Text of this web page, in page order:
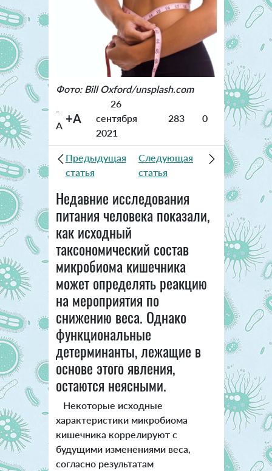
Фото: Bill Oxford/unsplash.com
-
A +A
26
сентября
2021
283 0
Предыдущая
статья
Следующая
статья
Недавние исследования
питания человека показали,
как исходный
таксономический состав
микробиома кишечника
может определять реакцию
на мероприятия по
снижению веса. Однако
функциональные
детерминанты, лежащие в
основе этого явления,
остаются неясными.
Некоторые исходные
характеристики микробиома
кишечника коррелируют с
будущими изменениями веса,
согласно результатам